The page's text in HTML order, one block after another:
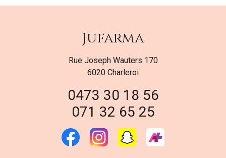
Jufarma
Rue Joseph Wauters 170
6020 Charleroi
0473 30 18 56
071 32 65 25